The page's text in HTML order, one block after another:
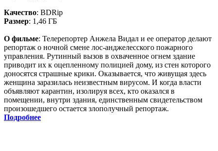
Качество: BDRip
Размер: 1,46 ГБ
О фильме: Телерепортер Анжела Видал и ее оператор делают
репортаж о ночной смене лос-анджелесского пожарного
управления. Рутинный вызов в охваченное огнем здание
приводит их к оцепленному полицией дому, из стен которого
доносятся страшные крики. Оказывается, что живущая здесь
женщина заразилась неизвестным вирусом. И когда власти
объявляют карантин, изолируя всех, кто оказался в
помещении, внутри здания, единственным свидетельством
произошедшего остается злополучный репортаж.
Подробнее